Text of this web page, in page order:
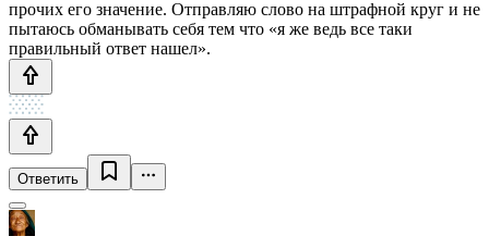
прочих его значение. Отправляю слово на штрафной круг и не
пытаюсь обманывать себя тем что «я же ведь все таки
правильный ответ нашел».
Ответить